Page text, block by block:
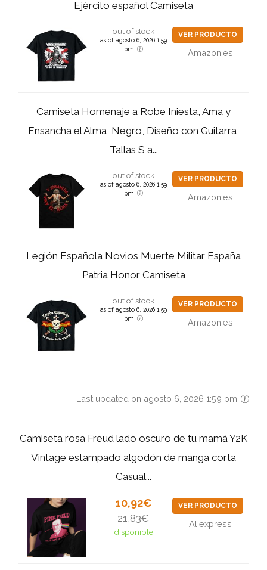
Ejército español Camiseta
out of stock
as of agosto 6, 2026 1:59
pm
VER PRODUCTO
Amazon.es
Camiseta Homenaje a Robe Iniesta, Ama y
Ensancha el Alma, Negro, Diseño con Guitarra,
Tallas S a...
out of stock
as of agosto 6, 2026 1:59
pm
VER PRODUCTO
Amazon.es
Legión Española Novios Muerte Militar España
Patria Honor Camiseta
out of stock
as of agosto 6, 2026 1:59
pm
VER PRODUCTO
Amazon.es
Last updated on agosto 6, 2026 1:59 pm
Camiseta rosa Freud lado oscuro de tu mamá Y2K
Vintage estampado algodón de manga corta
Casual...
10,92€
21,83€
disponible
VER PRODUCTO
Aliexpress